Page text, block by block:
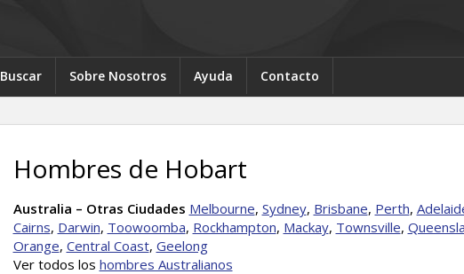
Buscar Sobre Nosotros Ayuda Contacto
Hombres de Hobart
Australia – Otras Ciudades Melbourne, Sydney, Brisbane, Perth,
Cairns, Darwin, Toowoomba, Rockhampton, Mackay, Townsville,
Orange, Central Coast, Geelong
Ver todos los hombres Australianos